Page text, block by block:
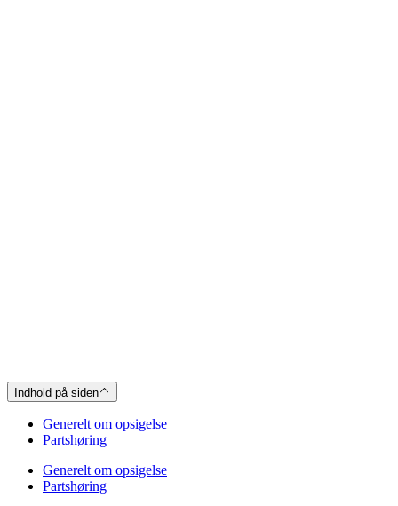
Indhold på siden
Generelt om opsigelse
Partshøring
Generelt om opsigelse
Partshøring